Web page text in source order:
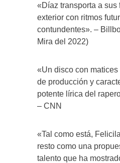
«Díaz transporta a sus
exterior con ritmos
contundentes». –
Mira del 2022)
«Un disco con matices
de producción y
potente lírica del
– CNN
«Tal como está,
resto como una
talento que ha